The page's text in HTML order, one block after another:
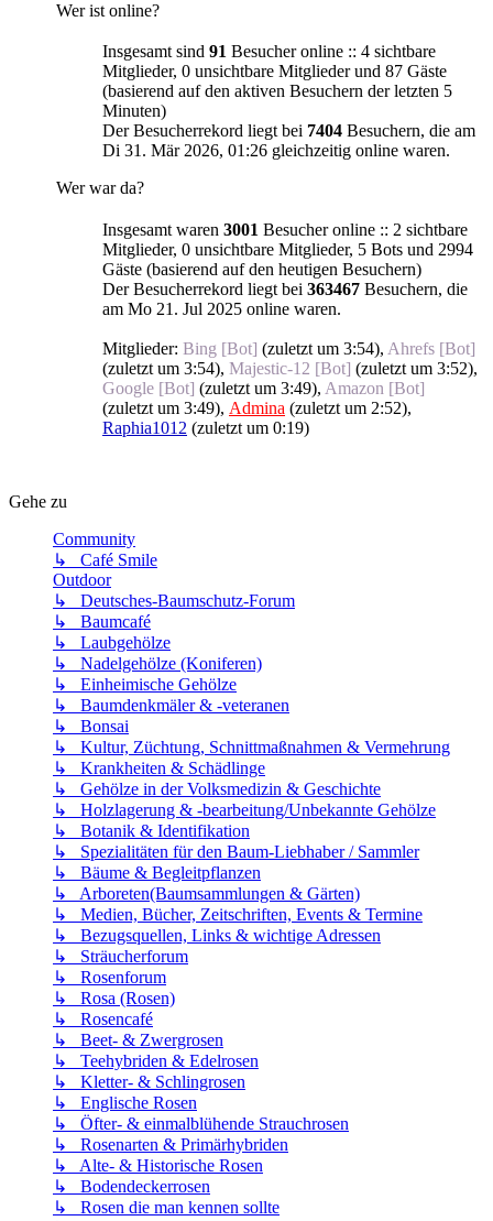
Wer ist online?
Insgesamt sind 91 Besucher online :: 4 sichtbare
Mitglieder, 0 unsichtbare Mitglieder und 87 Gäste
(basierend auf den aktiven Besuchern der letzten 5
Minuten)
Der Besucherrekord liegt bei 7404 Besuchern, die am
Di 31. Mär 2026, 01:26 gleichzeitig online waren.
Wer war da?
Insgesamt waren 3001 Besucher online :: 2 sichtbare
Mitglieder, 0 unsichtbare Mitglieder, 5 Bots und 2994
Gäste (basierend auf den heutigen Besuchern)
Der Besucherrekord liegt bei 363467 Besuchern, die
am Mo 21. Jul 2025 online waren.
Mitglieder: Bing [Bot] (zuletzt um 3:54), Ahrefs [Bot]
(zuletzt um 3:54), Majestic-12 [Bot] (zuletzt um 3:52),
Google [Bot] (zuletzt um 3:49), Amazon [Bot]
(zuletzt um 3:49), Admina (zuletzt um 2:52),
Raphia1012 (zuletzt um 0:19)
Gehe zu
Community
↳ Café Smile
Outdoor
↳ Deutsches-Baumschutz-Forum
↳ Baumcafé
↳ Laubgehölze
↳ Nadelgehölze (Koniferen)
↳ Einheimische Gehölze
↳ Baumdenkmäler & -veteranen
↳ Bonsai
↳ Kultur, Züchtung, Schnittmaßnahmen & Vermehrung
↳ Krankheiten & Schädlinge
↳ Gehölze in der Volksmedizin & Geschichte
↳ Holzlagerung & -bearbeitung/Unbekannte Gehölze
↳ Botanik & Identifikation
↳ Spezialitäten für den Baum-Liebhaber / Sammler
↳ Bäume & Begleitpflanzen
↳ Arboreten(Baumsammlungen & Gärten)
↳ Medien, Bücher, Zeitschriften, Events & Termine
↳ Bezugsquellen, Links & wichtige Adressen
↳ Sträucherforum
↳ Rosenforum
↳ Rosa (Rosen)
↳ Rosencafé
↳ Beet- & Zwergrosen
↳ Teehybriden & Edelrosen
↳ Kletter- & Schlingrosen
↳ Englische Rosen
↳ Öfter- & einmalblühende Strauchrosen
↳ Rosenarten & Primärhybriden
↳ Alte- & Historische Rosen
↳ Bodendeckerrosen
↳ Rosen die man kennen sollte